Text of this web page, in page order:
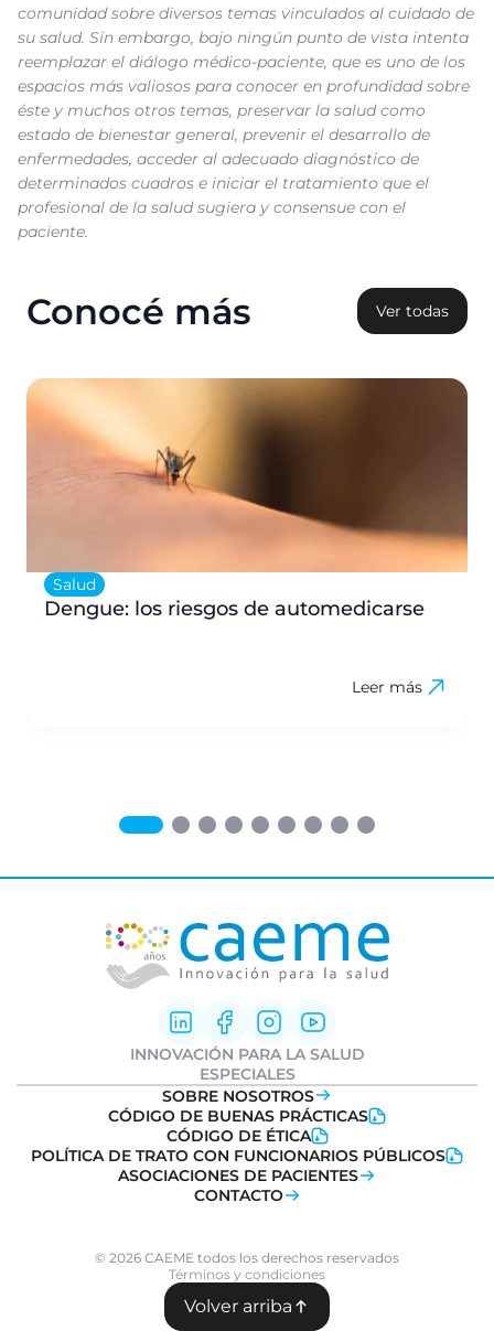
comunidad sobre diversos temas vinculados al cuidado de
su salud. Sin embargo, bajo ningún punto de vista intenta
reemplazar el diálogo médico-paciente, que es uno de los
espacios más valiosos para conocer en profundidad sobre
éste y muchos otros temas, preservar la salud como
estado de bienestar general, prevenir el desarrollo de
enfermedades, acceder al adecuado diagnóstico de
determinados cuadros e iniciar el tratamiento que el
profesional de la salud sugiera y consensue con el
paciente.
Conocé más Ver todas
Salud
Dengue: los riesgos de automedicarse
Leer más
INNOVACIÓN PARA LA SALUD
Innovación Farmacéutica
I+D clínica
Sociedad y Medicamentos
Transformación Digital
Salud
Farmacovigilancia
ESPECIALES
Informe Weber
Ideatón Salud
InnovationDay
SOBRE NOSOTROS
CÓDIGO DE BUENAS PRÁCTICAS
CÓDIGO DE ÉTICA
POLÍTICA DE TRATO CON FUNCIONARIOS PÚBLICOS
ASOCIACIONES DE PACIENTES
CONTACTO
© 2026 CAEME todos los derechos reservados
Términos y condiciones
Volver arriba